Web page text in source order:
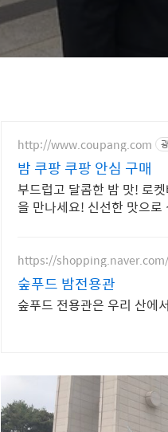
http://www.coupang.com
밤 쿠팡 쿠팡 안심 구매
부드럽고 달콤한 밤 맛! 로
을 만나세요! 신선한 맛으로
https://shopping.naver.com/
숲푸드 밤전용관
숲푸드 전용관은 우리 산에